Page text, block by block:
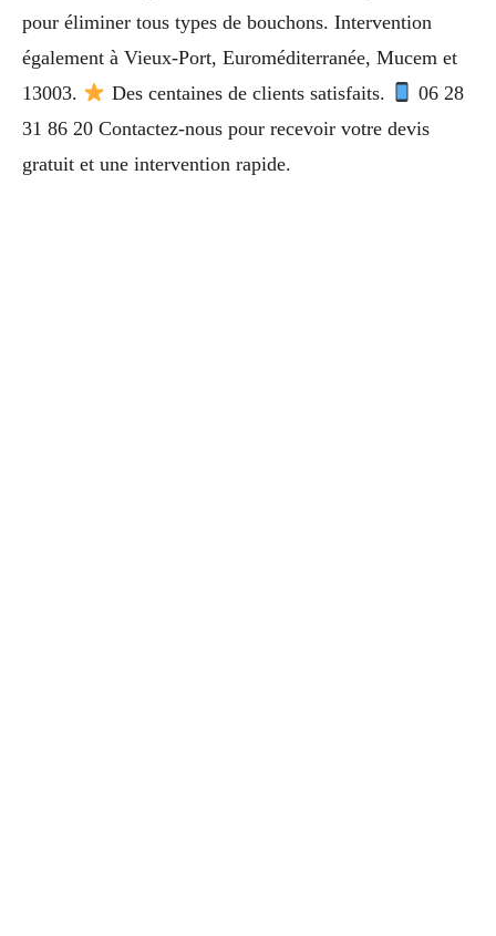
pour éliminer tous types de bouchons. Intervention
également à Vieux-Port, Euroméditerranée, Mucem et
13003.
Des centaines de clients satisfaits.
06 28
31 86 20 Contactez-nous pour recevoir votre devis
gratuit et une intervention rapide.